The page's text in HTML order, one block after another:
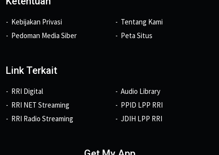
Kebijakan Privasi
Pedoman Media Siber
Tentang Kami
Peta Situs
Link Terkait
RRI Digital
RRI NET Streaming
RRI Radio Streaming
Audio Library
PPID LPP RRI
JDIH LPP RRI